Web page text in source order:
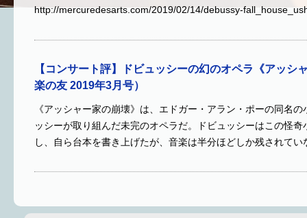
http://mercuredesarts.com/2019/02/14/debussy-
【コンサート評】ドビュッシーの幻のオペラ《アッシ
楽の友 2019年3月号）
《アッシャー家の崩壊》は、エドガー・アラン・ポーの同名
ッシーが取り組んだ未完のオペラだ。ドビュッシーはこの怪
し、自ら台本を書き上げたが、音楽は半分ほどしか残されて